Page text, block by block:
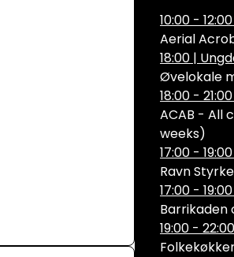
10:00 - 12:00
Aerial
18:00 |
Øvelokale
18:00 - 21:00
ACAB - All
weeks)
17:00 - 19:00
Ravn
17:00 - 19:00
Barrikaden
19:00 - 22:00